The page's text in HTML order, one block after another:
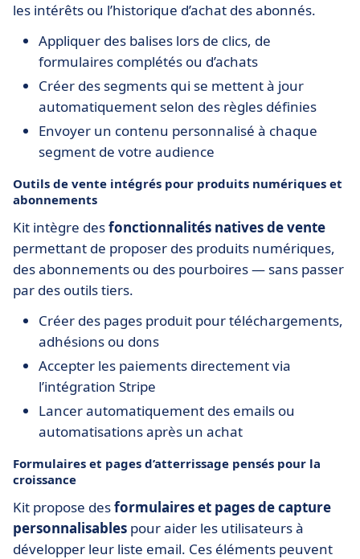
les intérêts ou l’historique d’achat des abonnés.
Appliquer des balises lors de clics, de
formulaires complétés ou d’achats
Créer des segments qui se mettent à jour
automatiquement selon des règles définies
Envoyer un contenu personnalisé à chaque
segment de votre audience
Outils de vente intégrés pour produits numériques et
abonnements
Kit intègre desfonctionnalités natives de vente
permettant de proposer des produits numériques,
des abonnements ou des pourboires — sans passer
par des outils tiers.
Créer des pages produit pour téléchargements,
adhésions ou dons
Accepter les paiements directement via
l’intégration Stripe
Lancer automatiquement des emails ou
automatisations après un achat
Formulaires et pages d’atterrissage pensés pour la
croissance
Kit propose desformulaires et pages de capture
personnalisables pour aider les utilisateurs à
développer leur liste email. Ces éléments peuvent